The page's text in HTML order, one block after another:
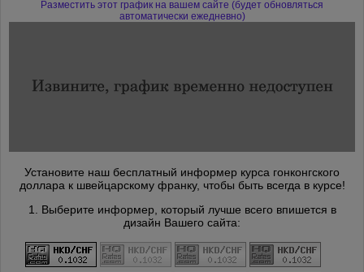
Разместить этот график на вашем сайте (будет обновляться
автоматически ежедневно)
Установите наш бесплатный информер курса гонконгского
доллара к швейцарскому франку, чтобы быть всегда в курсе!
1. Выберите информер, который лучше всего впишется в
дизайн Вашего сайта: